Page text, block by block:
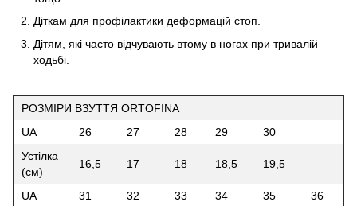
Діткам для профілактики деформацій стоп.
Дітям, які часто відчувають втому в ногах при тривалій
ходьбі.
РОЗМІРИ ВЗУТТЯ ORTOFINA
UA
26 27 28 29
30
Устілка
(см)
16,5 17 18 18,5 19,5
UA 31 32 33 34 35
36